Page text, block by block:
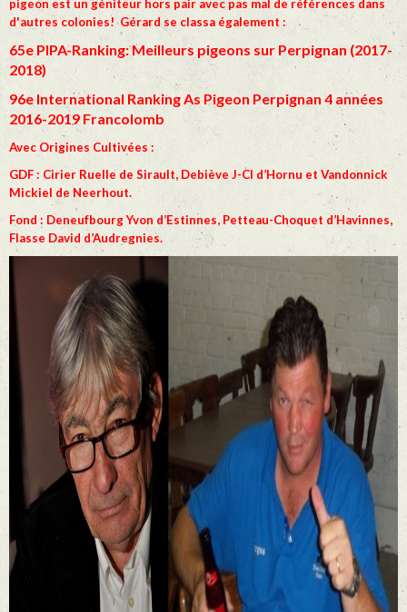
pigeon est un géniteur hors pair avec pas mal de références dans
d'autres colonies! Gérard se classa également :
65e PIPA-Ranking: Meilleurs pigeons sur Perpignan (2017-
2018)
96e International Ranking As Pigeon Perpignan 4 années
2016-2019 Francolomb
Avec Origines Cultivées :
GDF : Cirier Ruelle de Sirault, Debiève J-Cl d’Hornu et Vandonnick
Mickiel de Neerhout.
Fond : Deneufbourg Yvon d’Estinnes, Petteau-Choquet d’Havinnes,
Flasse David d’Audregnies.